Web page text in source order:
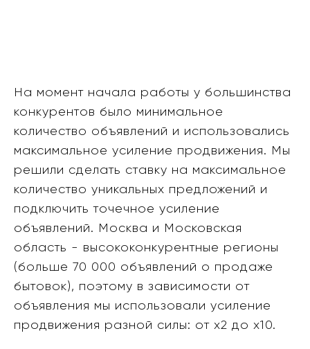
На момент начала работы у большинства
конкурентов было минимальное
количество объявлений и использовались
максимальное усиление продвижения. Мы
решили сделать ставку на максимальное
количество уникальных предложений и
подключить точечное усиление
объявлений. Москва и Московская
область - высококонкурентные регионы
(больше 70 000 объявлений о продаже
бытовок), поэтому в зависимости от
объявления мы использовали усиление
продвижения разной силы: от х2 до х10.